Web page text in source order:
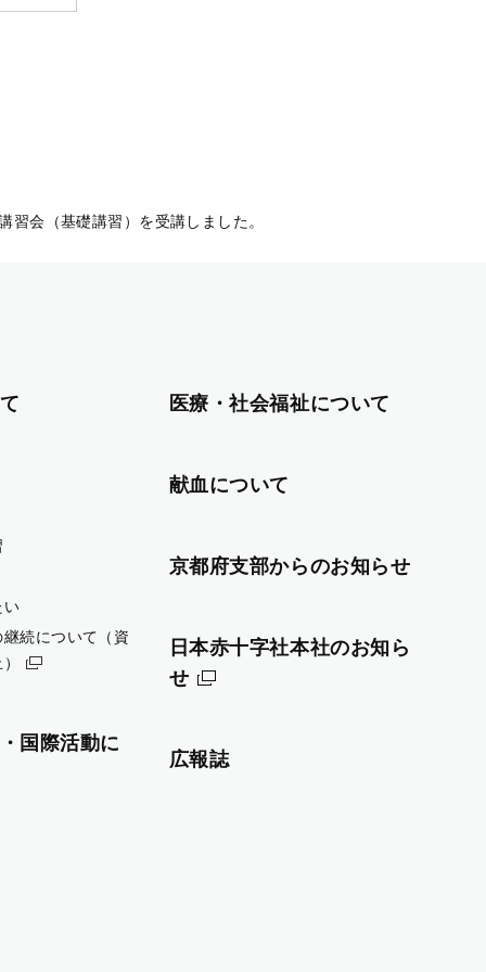
会（基礎講習）を受講しました。
い
続について（資
国際活動に
医療・社会福祉について
献血について
京都府支部からのお知らせ
日本赤十字社本社のお知ら
せ
広報誌